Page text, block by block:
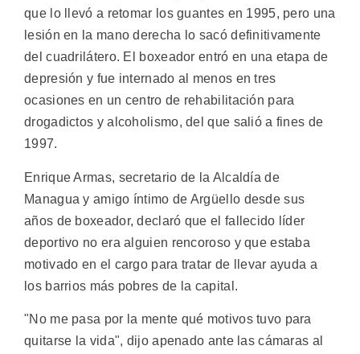
que lo llevó a retomar los guantes en 1995, pero una
lesión en la mano derecha lo sacó definitivamente
del cuadrilátero. El boxeador entró en una etapa de
depresión y fue internado al menos en tres
ocasiones en un centro de rehabilitación para
drogadictos y alcoholismo, del que salió a fines de
1997.
Enrique Armas, secretario de la Alcaldía de
Managua y amigo íntimo de Argüello desde sus
años de boxeador, declaró que el fallecido líder
deportivo no era alguien rencoroso y que estaba
motivado en el cargo para tratar de llevar ayuda a
los barrios más pobres de la capital.
"No me pasa por la mente qué motivos tuvo para
quitarse la vida", dijo apenado ante las cámaras al